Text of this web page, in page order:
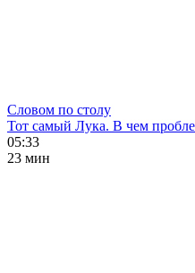
Словом по столу
Тот самый Лука. В чем
05:33
23 мин